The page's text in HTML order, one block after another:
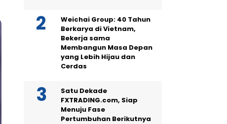
Weichai Group: 40 Tahun
Berkarya di Vietnam,
Bekerja sama
Membangun Masa Depan
yang Lebih Hijau dan
Cerdas
Satu Dekade
FXTRADING.com, Siap
Menuju Fase
Pertumbuhan Berikutnya